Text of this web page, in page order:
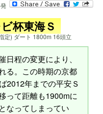
杯東海Ｓ
定) ダート 1800m 16頭立
程の変更により、
る。この時期の京都
2012年までの平安Ｓ
って距離も1900mに
なってしまってい